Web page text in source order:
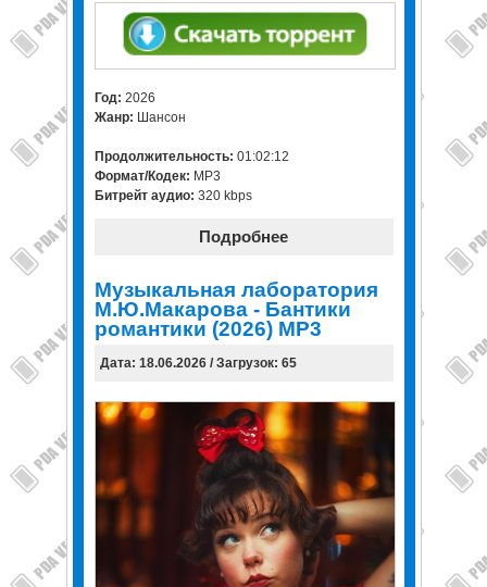
Год: 2026
Жанр: Шансон
Продолжительность: 01:02:12
Формат/Кодек: MP3
Битрейт аудио: 320 kbps
Подробнее
Музыкальная лаборатория
М.Ю.Макарова - Бантики
романтики (2026) MP3
Дата: 18.06.2026 / Загрузок: 65